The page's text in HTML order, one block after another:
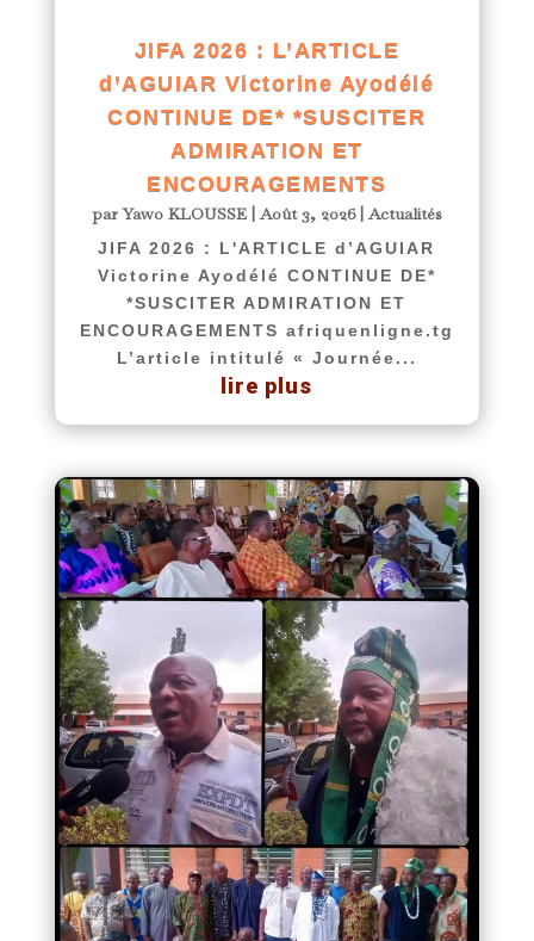
JIFA 2026 : L’ARTICLE
d’AGUIAR Victorine Ayodélé
CONTINUE DE* *SUSCITER
ADMIRATION ET
ENCOURAGEMENTS
parYawo KLOUSSE|Août 3, 2026|Actualités
JIFA 2026 : L'ARTICLE d’AGUIAR
Victorine Ayodélé CONTINUE DE*
*SUSCITER ADMIRATION ET
ENCOURAGEMENTS afriquenligne.tg
L’article intitulé « Journée...
lire plus